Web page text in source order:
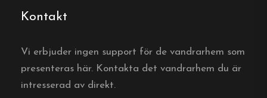
Vanliga frågor
Stättareds 4H-gård &
vandrarhem i Veddige?
Kontakt
Vi erbjuder ingen support för de vandrarhem som
presenteras här. Kontakta det vandrarhem du är
intresserad av direkt.